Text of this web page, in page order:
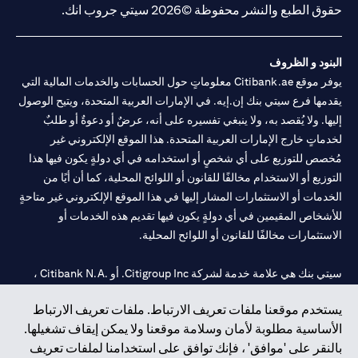
يستخدم موقعنا ملفات تعريف الارتباط. ملفات تعريف الارتباط
الأساسية مطلوبة لأمان وسلامة موقعنا ولا يمكن إيقاف تشغيلها.
بالنقر على 'موافق' ، فإنك توافق على استخدامنا لملفات تعريف
حقوق الطبع والنشر محفوظة ©2026 سيتي جروب انك.
البنود و الظروف
يوفر موقع Citibank.ae معلوماتٍ حول الحسابات والخدمات المالية التي
يقدمها فرع سيتي بنك إن.إيه. في الإمارات العربية المتحدة، ويتيح الوصول
إليها. ولا يُقصد به، ولا ينبغي تفسيره على أنه، عرضٌ أو دعوةٌ أو طلبٌ
لخدماتٍ خارج الإمارات العربية المتحدة. هذا الموقع الإلكتروني غير
مُخصص للتوزيع على أي شخصٍ أو استخدامه في أي دولةٍ يكون فيها هذا
التوزيع أو الاستخدام مخالفًا للقانون أو اللوائح المحلية، كما أن أيًا من
الخدمات أو الاستثمارات المشار إليها في هذا الموقع الإلكتروني غير متاحةٍ
للأشخاص المقيمين في أي دولةٍ يكون فيها تقديم هذه الخدمات أو
الاستثمارات مخالفًا للقانون أو اللوائح المحلية.
سيتي بنك هي علامة خدمة لشركة Citigroup Inc. أو .Citibank N.A ،
سيتي بنك إن. إيه. الإمارات مسجل لدى مصرف الإمارات المركزي تحت
أرقام التراخيص 202563 لفرع الوصل في دبي، 531989 لفرع مول